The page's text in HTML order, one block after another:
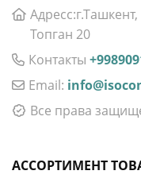
Топган 20
Контакты
Email:
Все права
АССОРТИМЕНТ